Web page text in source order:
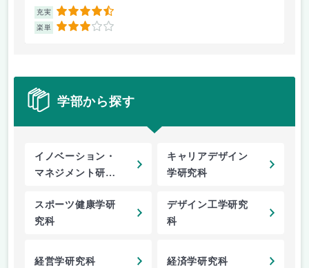
充実 4.5
楽単 3
学部から探す
イノベーション・
マネジメント研究
キャリアデザイン
学研究科
スポーツ健康学研
究科
デザイン工学研究
科
経営学研究科 経済学研究科